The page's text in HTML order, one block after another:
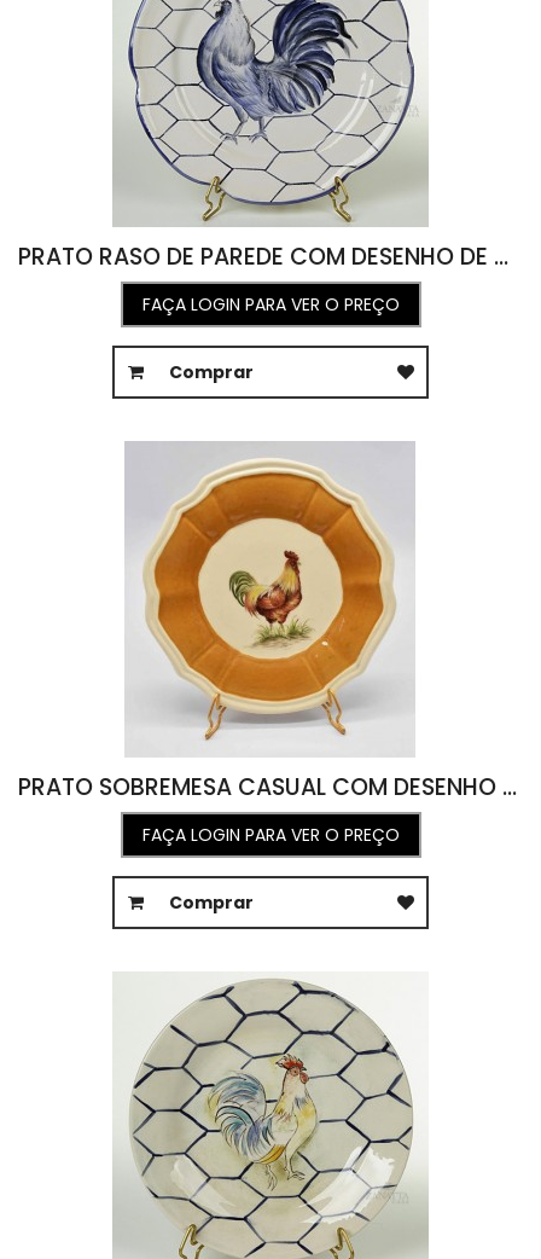
PRATO RASO DE PAREDE COM DESENHO DE GALO EM AZUL ( A 2,2 X D 25,5)
FAÇA LOGIN PARA VER O PREÇO
Comprar
PRATO SOBREMESA CASUAL COM DESENHO DE GALO COM BORDA FAIANÇA (22)
FAÇA LOGIN PARA VER O PREÇO
Comprar